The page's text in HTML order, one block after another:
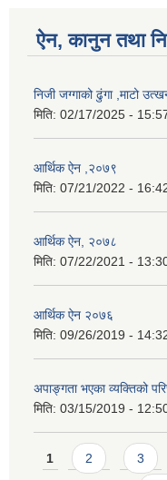
ऐन, कानुन तथा
निजी जग्गाको ढुंगा ,माटो
मिति: 02/17/2025 -
आर्थिक ऐन ,२०७९
मिति: 07/21/2022 -
आर्थिक ऐन, २०७८
मिति: 07/22/2021 -
आर्थिक ऐन २०७६
मिति: 09/26/2019 -
अपाङ्गता भएका व्यक्तिको
मिति: 03/15/2019 -
Pages
1 2 3